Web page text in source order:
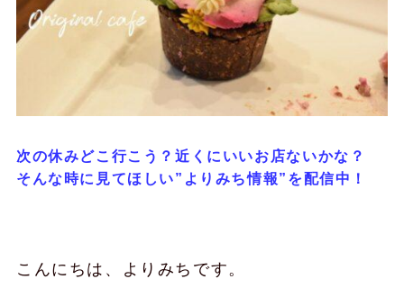
次の休みどこ行こう？近くにいいお店ないかな？
そんな時に見てほしい”よりみち情報”を配信中！
こんにちは、よりみちです。